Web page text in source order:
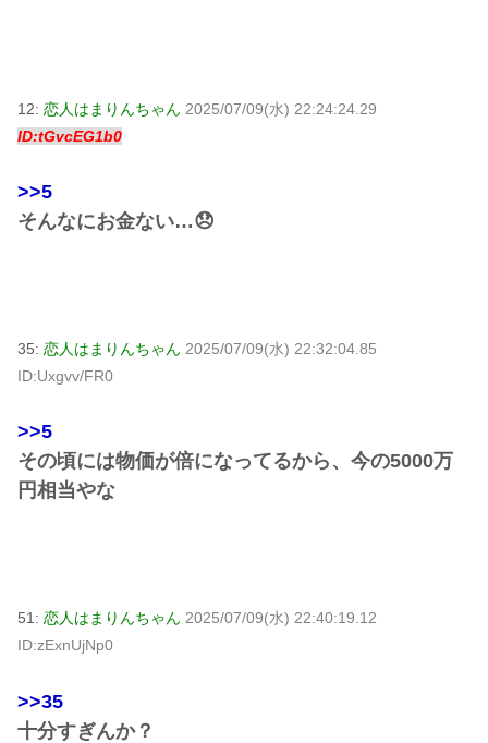
12: 恋人はまりんちゃん 2025/07/09(水) 22:24:24.29
ID:tGvcEG1b0
>>5
そんなにお金ない…😞
35: 恋人はまりんちゃん 2025/07/09(水) 22:32:04.85
ID:Uxgvv/FR0
>>5
その頃には物価が倍になってるから、今の5000万
円相当やな
51: 恋人はまりんちゃん 2025/07/09(水) 22:40:19.12
ID:zExnUjNp0
>>35
十分すぎんか？